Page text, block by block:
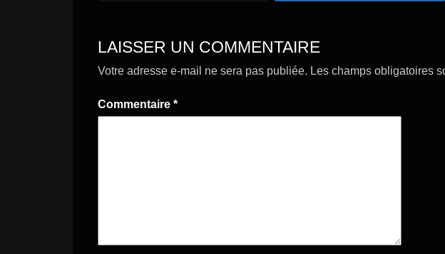
LAISSER UN COMMENTAIRE
Votre adresse e-mail ne sera pas publiée. Les champs obligatoires
Commentaire *